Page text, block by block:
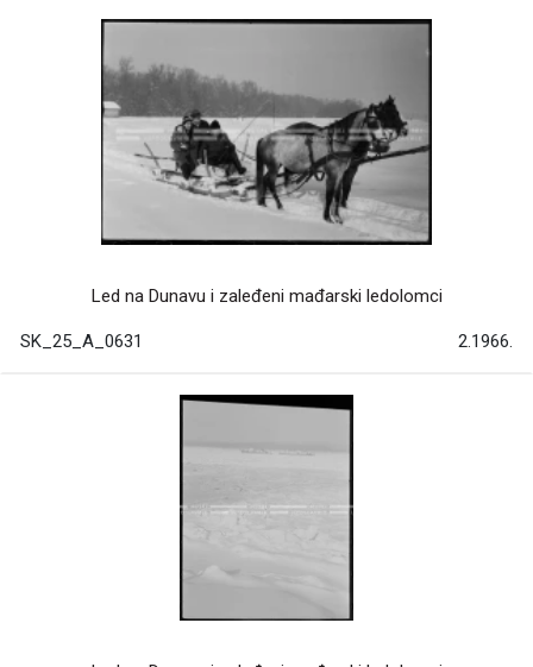
Led na Dunavu i zaleđeni mađarski ledolomci
SK_25_A_0631 2.1966.